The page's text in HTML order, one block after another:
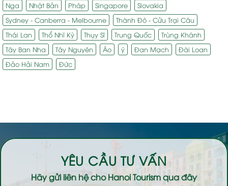
Nga
Nhật Bản Pháp Singapore
Slovakia
Sydney - Canberra - Melbourne
Thành Đô - Cửu Trại Câu
Thái Lan
Thổ Nhĩ Kỳ Thụy Sĩ Trung Quốc
Trùng Khánh
Tây Ban Nha
Tây Nguyên Áo ý Đan Mạch
Đài Loan
Đảo Hải Nam
Đức
YÊU CẦU TƯ VẤN
Hãy gửi liên hệ choHanoi Tourismqua đây